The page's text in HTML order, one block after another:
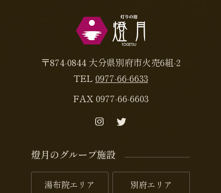
〒874-0844 大分県別府市火売6組-2
TEL 0977-66-6633
FAX 0977-66-6603
燈月のグループ施設
湯布院エリア 別府エリア